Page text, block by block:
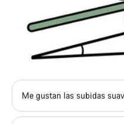
Me gustan las subidas
¿Necesitas ayuda?